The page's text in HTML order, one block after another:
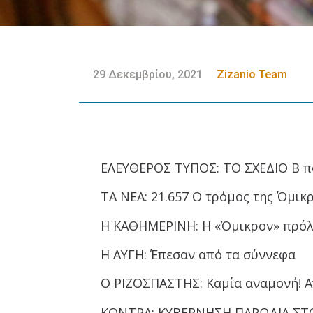
29 Δεκεμβρίου, 2021 Zizanio Team
ΕΛΕΥΘΕΡΟΣ ΤΥΠΟΣ: ΤΟ ΣΧΕΔΙΟ Β
ΤΑ ΝΕΑ: 21.657 Ο τρόμος της
Η ΚΑΘΗΜΕΡΙΝΗ: Η «Όμικρον»
Η ΑΥΓΗ: Έπεσαν από τα σύννεφα
Ο ΡΙΖΟΣΠΑΣΤΗΣ: Καμία αναμονή!